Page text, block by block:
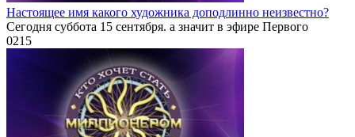
Настоящее имя какого художника доподлинно неизвестно?
Сегодня суббота 15 сентября. а значит в эфире Первого
0215